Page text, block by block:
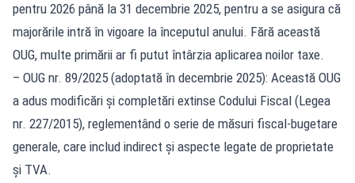
pentru 2026 până la 31 decembrie 2025, pentru a se asigura că
majorările intră în vigoare la începutul anului. Fără această
OUG, multe primării ar fi putut întârzia aplicarea noilor taxe.
– OUG nr. 89/2025 (adoptată în decembrie 2025): Această OUG
a adus modificări și completări extinse Codului Fiscal (Legea
nr. 227/2015), reglementând o serie de măsuri fiscal-bugetare
generale, care includ indirect și aspecte legate de proprietate
și TVA.